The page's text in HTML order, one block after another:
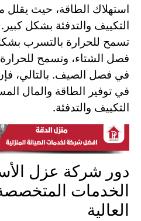
استهلاك الطاقة، حيث
التكييف والتدفئة بشكل
تسمح للحرارة بالتسرب
فصل الشتاء، وتسمح
في فصل الصيف. بالتالي،
في توفير الطاقة والمال
التكييف والتدفئة.
دور شركة عزل
الخدمات
العالية